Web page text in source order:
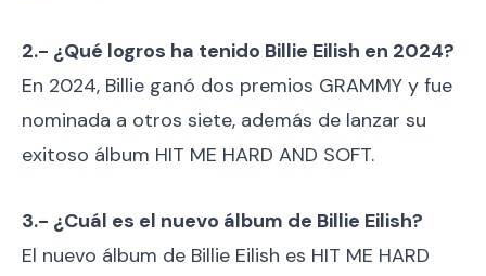
2.- ¿Qué logros ha tenido Billie Eilish en 2024?
En 2024, Billie ganó dos premios GRAMMY y fue
nominada a otros siete, además de lanzar su
exitoso álbum HIT ME HARD AND SOFT.
3.- ¿Cuál es el nuevo álbum de Billie Eilish?
El nuevo álbum de Billie Eilish es HIT ME HARD